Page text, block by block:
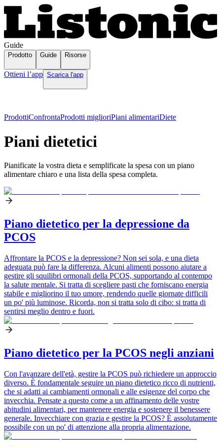
Guide
Prodotto Guide Risorse
Ottieni l’app Scarica l'app
ProdottiConfrontaProdotti miglioriPiani alimentariDiete
Piani dietetici
Pianificate la vostra dieta e semplificate la spesa con un piano
alimentare chiaro e una lista della spesa completa.
Piano dietetico per la depressione da
PCOS
Affrontare la PCOS e la depressione? Non sei sola, e una dieta
adeguata può fare la differenza. Alcuni alimenti possono aiutare a
gestire gli squilibri ormonali della PCOS, supportando al contempo
la salute mentale. Si tratta di scegliere pasti che forniscano energia
stabile e migliorino il tuo umore, rendendo quelle giornate difficili
un po' più luminose. Ricorda, non si tratta solo di cibo: si tratta di
sentirsi meglio dentro e fuori.
Piano dietetico per la PCOS negli anziani
Con l'avanzare dell'età, gestire la PCOS può richiedere un approccio
diverso. È fondamentale seguire un piano dietetico ricco di nutrienti,
che si adatti ai cambiamenti ormonali e alle esigenze del corpo che
invecchia. Pensate a questo come a un affinamento delle vostre
abitudini alimentari, per mantenere energia e sostenere il benessere
generale. Invecchiare con grazia e gestire la PCOS? È assolutamente
possibile con un po' di attenzione alla propria alimentazione.